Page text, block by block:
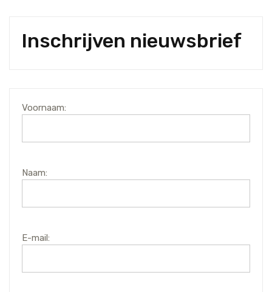
Inschrijven nieuwsbrief
Voornaam:
Naam:
E-mail: